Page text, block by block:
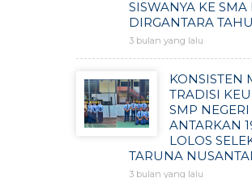
SISWANYA KE SMA
DIRGANTARA
3 bulan yang lalu
KONSISTEN
TRADISI
SMP
ANTARKAN
LOLOS
TARUNA
3 bulan yang lalu